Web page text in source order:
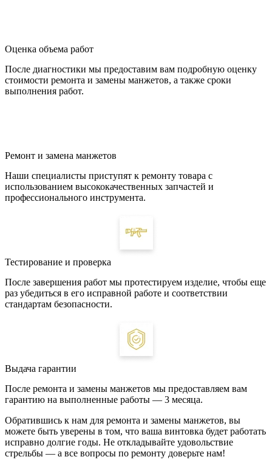
Оценка объема работ
После диагностики мы предоставим вам подробную оценку
стоимости ремонта и замены манжетов, а также сроки
выполнения работ.
Ремонт и замена манжетов
Наши специалисты приступят к ремонту товара с
использованием высококачественных запчастей и
профессионального инструмента.
Тестирование и проверка
После завершения работ мы протестируем изделие, чтобы еще
раз убедиться в его исправной работе и соответствии
стандартам безопасности.
Выдача гарантии
После ремонта и замены манжетов мы предоставляем вам
гарантию на выполненные работы — 3 месяца.
Обратившись к нам для ремонта и замены манжетов, вы
можете быть уверены в том, что ваша винтовка будет работать
исправно долгие годы. Не откладывайте удовольствие
стрельбы — а все вопросы по ремонту доверьте нам!